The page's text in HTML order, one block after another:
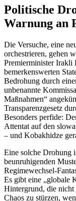
Politische
Warnung an
Die Versuche, eine
orchestrieren, gehen
Premierminister Irakli
bemerkenswerten
Bedrohung durch
unbenannte
Maßnahmen“
Transparenzgesetz
Besonders perfide:
Attentat auf den
– und Kobakhidze
Eine solche Drohung
beunruhigenden
Regimewechsel-
Es gibt eine „globale
Hintergrund, die nicht
Chaos zu stürzen,